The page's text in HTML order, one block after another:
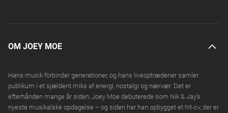
OM JOEY MOE
Hans musik forbinder generationer, og hans liveoptrædener samler
publikum i et sjældent miks af energi, nostalgi og nærvær. Det er
efterhånden mange år siden, Joey Moe debuterede som Nik & Jay’s
nyeste musikalske opdagelse – og siden har han opbygget et hit-cv, der er